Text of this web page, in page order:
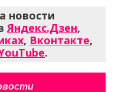
новости
Яндекс.Дзен,
, Вконтакте,
.